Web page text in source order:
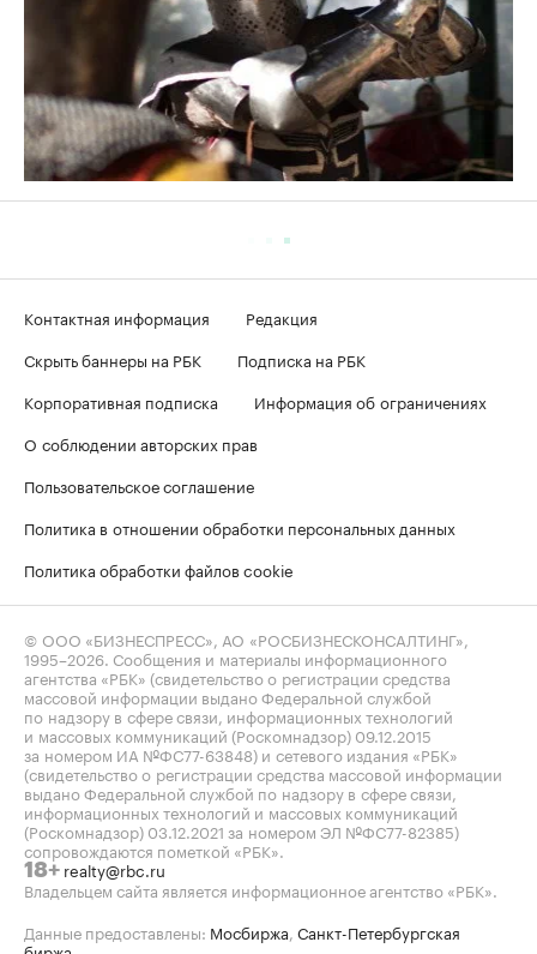
Контактная информация
Редакция
Скрыть баннеры на РБК
Подписка на РБК
Корпоративная подписка
Информация об ограничениях
О соблюдении авторских прав
Пользовательское соглашение
Политика в отношении обработки персональных данных
Политика обработки файлов cookie
© ООО «БИЗНЕСПРЕСС», АО «РОСБИЗНЕСКОНСАЛТИНГ»,
1995–2026. Сообщения и материалы информационного
агентства «РБК» (свидетельство о регистрации средства
массовой информации выдано Федеральной службой
по надзору в сфере связи, информационных технологий
и массовых коммуникаций (Роскомнадзор) 09.12.2015
за номером ИА №ФС77-63848) и сетевого издания «РБК»
(свидетельство о регистрации средства массовой информации
выдано Федеральной службой по надзору в сфере связи,
информационных технологий и массовых коммуникаций
(Роскомнадзор) 03.12.2021 за номером ЭЛ №ФС77-82385)
сопровождаются пометкой «РБК».
18+ realty@rbc.ru
Владельцем сайта является информационное агентство «РБК».
Данные предоставлены: Мосбиржа, Санкт-Петербургская